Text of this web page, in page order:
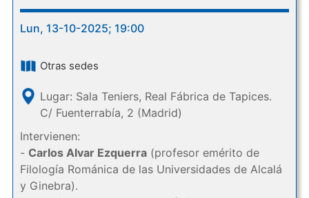
Lun, 13-10-2025; 19:00
Otras sedes
Lugar: Sala Teniers, Real Fábrica de Tapices.
C/ Fuenterrabía, 2 (Madrid)
Intervienen:
- Carlos Alvar Ezquerra(profesor emérito de
Filología Románica de las Universidades de Alcalá
y Ginebra).